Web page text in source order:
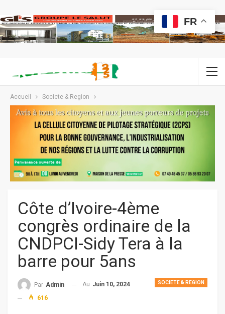
Accueil Societe & Region
Côte d’Ivoire-4ème
congrès ordinaire de la
CNDPCI-Sidy Tera à la
barre pour 5ans
SOCIETE & REGION
Par Admin Au Juin 10, 2024
616
FR